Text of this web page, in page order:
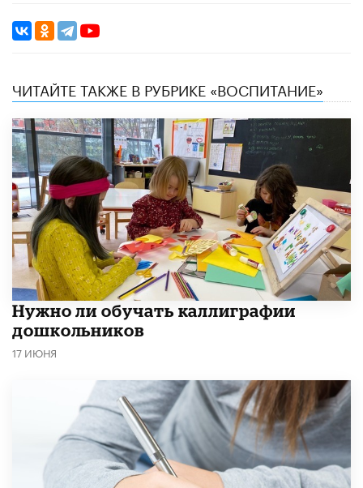
ЧИТАЙТЕ ТАКЖЕ В РУБРИКЕ «ВОСПИТАНИЕ»
Нужно ли обучать каллиграфии
дошкольников
17 ИЮНЯ